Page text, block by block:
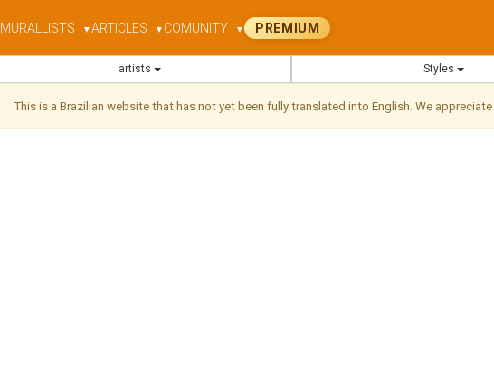
MURAL LISTS ▼ARTICLES ▼ COMUNITY ▼ PREMIUM
artists Styles
This is a Brazilian website that has not yet been fully translated into English. We